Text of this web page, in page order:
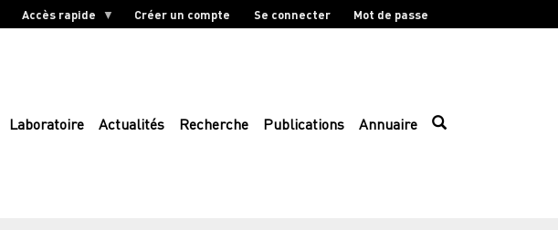
Accès rapide Créer un compte Se connecter Mot de passe
Laboratoire Actualités Recherche Publications Annuaire